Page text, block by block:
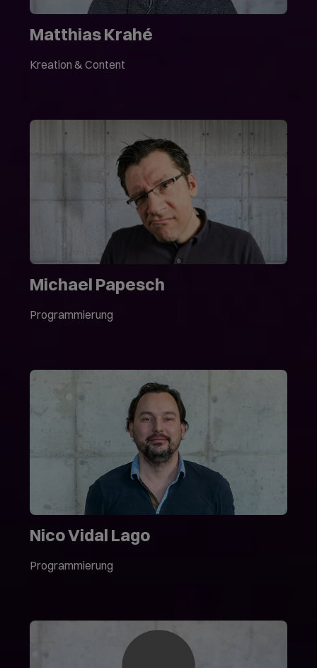
Matthias Krahé
Kreation & Content
Michael Papesch
Programmierung
Nico Vidal Lago
Programmierung